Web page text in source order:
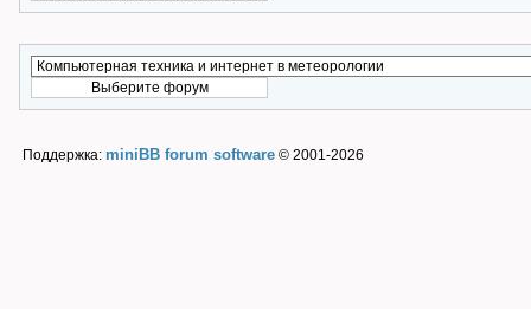
Поддержка: miniBB forum software © 2001-2026